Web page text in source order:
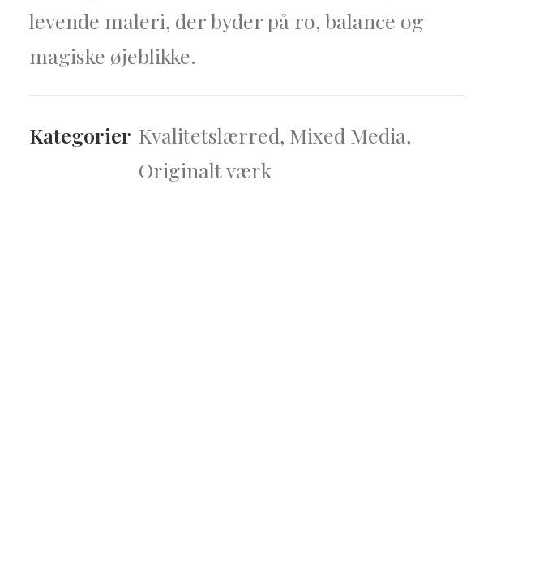
levende maleri, der byder på ro, balance og
magiske øjeblikke.
Kategorier Kvalitetslærred, Mixed Media,
Originalt værk